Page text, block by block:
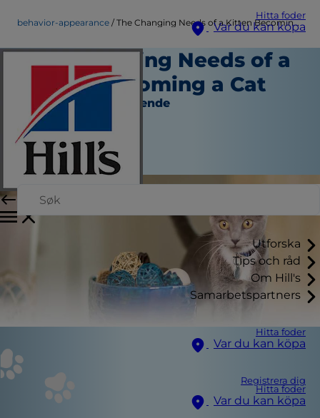
Hitta foder
Var du kan köpa
Utforska
Tips och råd
Om Hill's
Samarbetspartners
Hitta foder
Var du kan köpa
Registrera dig
Hitta foder
Var du kan köpa
behavior-appearance The Changing Needs of a Kitten Becoming a Cat
The Changing Needs of a
Kitten Becoming a Cat
Beteende och Utseende
Skribent
|
September 11, 2015